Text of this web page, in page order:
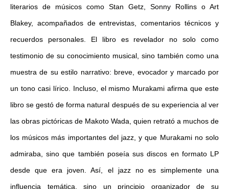
literarios de músicos como Stan Getz, Sonny Rollins o Art
Blakey, acompañados de entrevistas, comentarios técnicos y
recuerdos personales. El libro es revelador no solo como
testimonio de su conocimiento musical, sino también como una
muestra de su estilo narrativo: breve, evocador y marcado por
un tono casi lírico. Incluso, el mismo Murakami afirma que este
libro se gestó de forma natural después de su experiencia al ver
las obras pictóricas de Makoto Wada, quien retrató a muchos de
los músicos más importantes del jazz, y que Murakami no solo
admiraba, sino que también poseía sus discos en formato LP
desde que era joven. Así, el jazz no es simplemente una
influencia temática, sino un principio organizador de su